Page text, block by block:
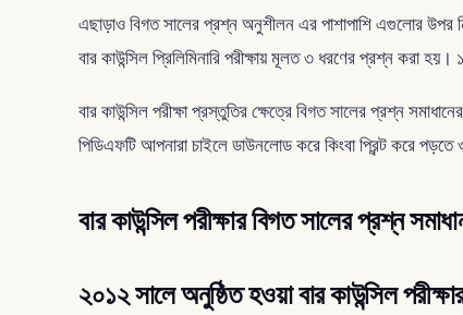
এছাড়াও বিগত সালের প্রশ্ন অনুশীলন এর পাশাপাশি এগুলোর উপর
বার কাউন্সিল প্রিলিমিনারি পরীক্ষায় মূলত ৩ ধরণের প্রশ্ন করা
বার কাউন্সিল পরীক্ষা প্রস্তুতির ক্ষেত্রে বিগত সালের প্রশ্ন
পিডিএফটি আপনারা চাইলে ডাউনলোড করে কিংবা প্রিন্ট করে
বার কাউন্সিল পরীক্ষার বিগত সালের প্রশ্ন
২০১২ সালে অনুষ্ঠিত হওয়া বার কাউন্সিল